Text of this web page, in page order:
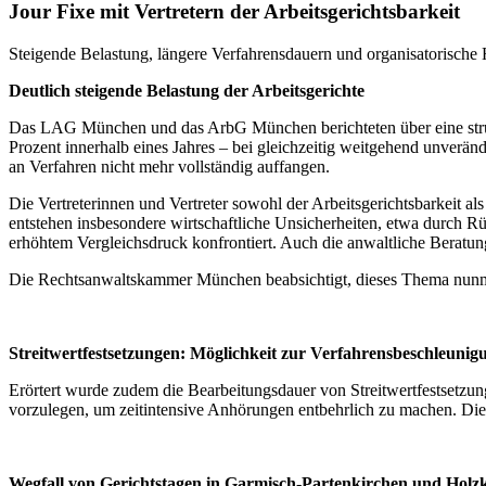
Jour Fixe mit Vertretern der Arbeitsgerichtsbarkeit
Steigende Belastung, längere Verfahrensdauern und organisatorische
Deutlich steigende Belastung der Arbeitsgerichte
Das LAG München und das ArbG München berichteten über eine
Prozent innerhalb eines Jahres – bei gleichzeitig weitgehend
an Verfahren nicht mehr vollständig auffangen.
Die Vertreterinnen und Vertreter sowohl der Arbeitsgerichtsbarkeit
entstehen insbesondere wirtschaftliche Unsicherheiten, etwa durch
erhöhtem Vergleichsdruck konfrontiert. Auch die anwaltliche
Die Rechtsanwaltskammer München beabsichtigt, dieses Thema
Streitwertfestsetzungen: Möglichkeit zur
Erörtert wurde zudem die Bearbeitungsdauer von
vorzulegen, um zeitintensive Anhörungen entbehrlich zu machen.